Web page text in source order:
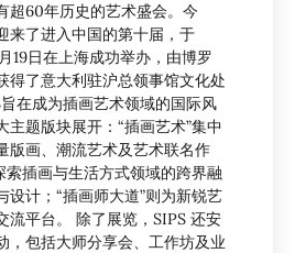
超60年历史的艺术盛会。今
来了进入中国的第十届，于
19日在上海成功举办，由博罗
得了意大利驻沪总领事馆文化处
在成为插画艺术领域的国际风
主题版块展开：“插画艺术”集中
版画、潮流艺术及艺术联名作
索插画与生活方式领域的跨界融
设计；“插画师大道”则为新锐艺
流平台。 除了展览，SIPS 还安
，包括大师分享会、工作坊及业